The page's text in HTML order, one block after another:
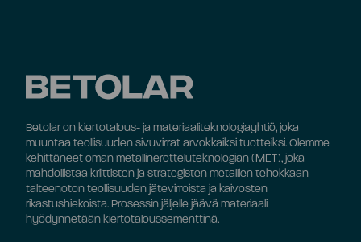
Betolar on kiertotalous- ja materiaaliteknologiayhtiö, joka
muuntaa teollisuuden sivuvirrat arvokkaiksi tuotteiksi. Olemme
kehittäneet oman metallinerotteluteknologian (MET), joka
mahdollistaa kriittisten ja strategisten metallien tehokkaan
talteenoton teollisuuden jätevirroista ja kaivosten
rikastushiekoista. Prosessin jäljelle jäävä materiaali
hyödynnetään kiertotaloussementtinä.